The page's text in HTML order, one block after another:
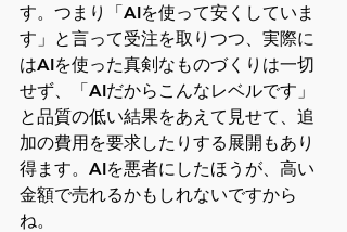
す。つまり「AIを使って安くしていま
す」と言って受注を取りつつ、実際に
はAIを使った真剣なものづくりは一切
せず、「AIだからこんなレベルです」
と品質の低い結果をあえて見せて、追
加の費用を要求したりする展開もあり
得ます。AIを悪者にしたほうが、高い
金額で売れるかもしれないですから
ね。